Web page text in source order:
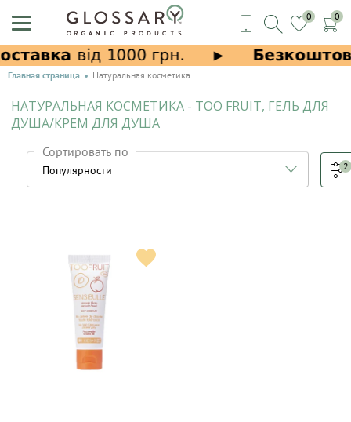
0 0
Главная страница Натуральная косметика
НАТУРАЛЬНАЯ КОСМЕТИКА - TOO FRUIT, ГЕЛЬ ДЛЯ
ДУША/КРЕМ ДЛЯ ДУША
Сортировать по
2